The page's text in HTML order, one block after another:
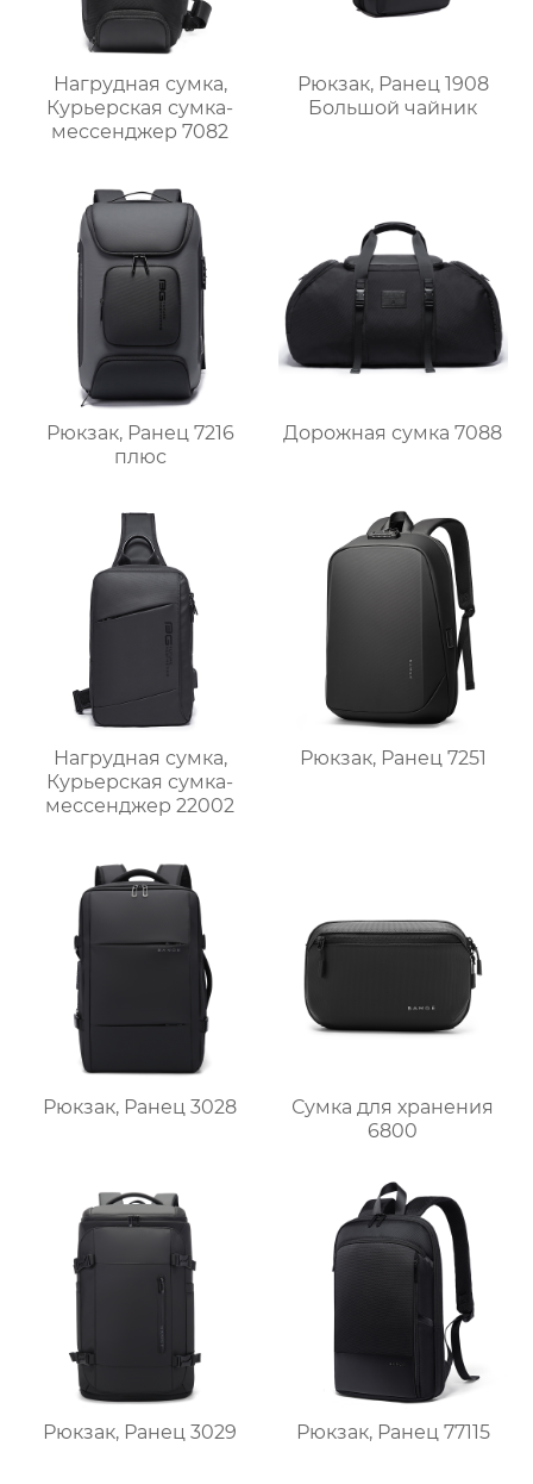
Нагрудная сумка,
Курьерская сумка-
мессенджер 7082
Рюкзак, Ранец 1908
Большой чайник
Рюкзак, Ранец 7216
плюс
Дорожная сумка 7088
Нагрудная сумка,
Курьерская сумка-
мессенджер 22002
Рюкзак, Ранец 7251
Рюкзак, Ранец 3028
Сумка для хранения
6800
Рюкзак, Ранец 3029 Рюкзак, Ранец 77115